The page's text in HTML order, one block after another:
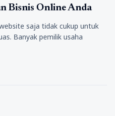
Bisnis Online Anda
saja tidak cukup untuk
Banyak pemilik usaha